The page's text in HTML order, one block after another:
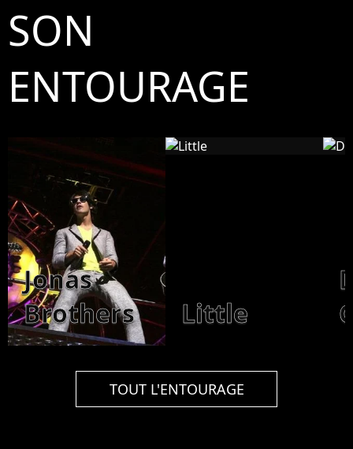
SON
ENTOURAGE
Jonas
Brothers
Little
TOUT L'ENTOURAGE